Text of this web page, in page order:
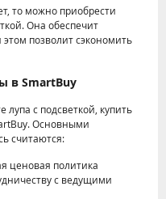
то можно приобрести
Она обеспечит
позволит сэкономить
в SmartBuy
с подсветкой, купить
Основными
считаются:
ценовая политика
с ведущими